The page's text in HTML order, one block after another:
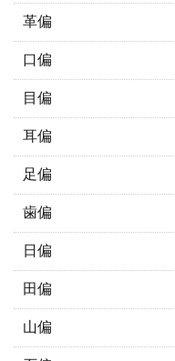
革偏
口偏
目偏
耳偏
足偏
歯偏
日偏
田偏
山偏